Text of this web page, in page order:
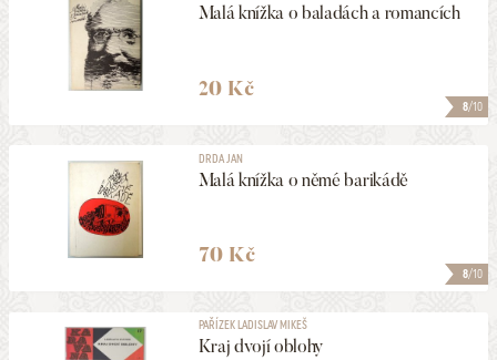
8/10
Malá knížka o baladách a romancích
20 Kč
8/10
DRDA JAN
Malá knížka o němé barikádě
70 Kč
PAŘÍZEK LADISLAV MIKEŠ
Kraj dvojí oblohy